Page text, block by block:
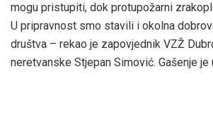
mogu pristupiti, dok protupožarni
U pripravnost smo stavili i okolna
društva – rekao je zapovjednik VZŽ
neretvanske Stjepan Simović. Gašenje je